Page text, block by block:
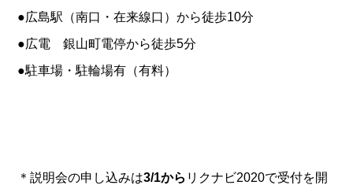
●広島駅（南口・在来線口）から徒歩10分
●広電 銀山町電停から徒歩5分
●駐車場・駐輪場有（有料）
＊説明会の申し込みは3/1から リクナビ2020で受付を開